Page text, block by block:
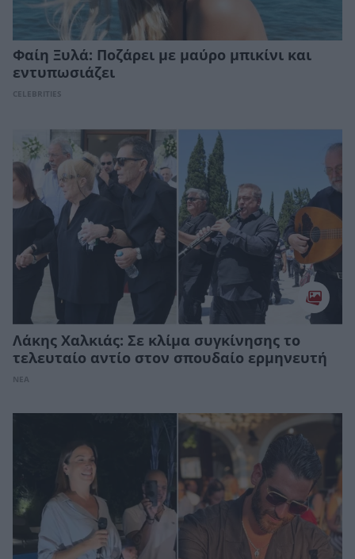
Φαίη Ξυλά: Ποζάρει με μαύρο μπικίνι και
εντυπωσιάζει
CELEBRITIES
Λάκης Χαλκιάς: Σε κλίμα συγκίνησης το
τελευταίο αντίο στον σπουδαίο ερμηνευτή
ΝΕΑ